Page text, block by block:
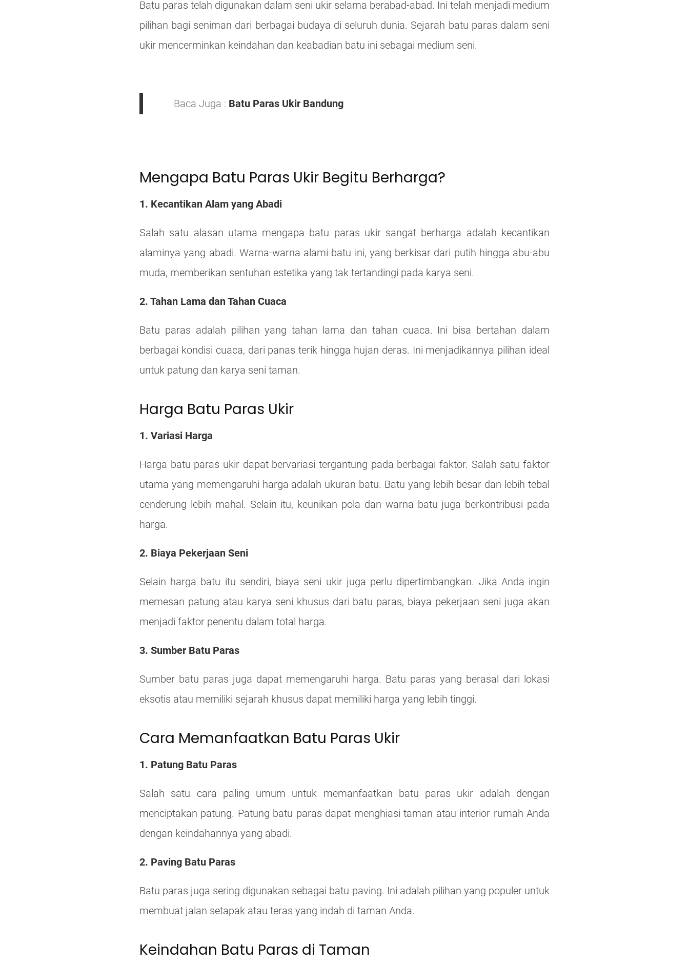
Batu paras telah digunakan dalam seni ukir selama berabad-abad. Ini telah menjadi medium
pilihan bagi seniman dari berbagai budaya di seluruh dunia. Sejarah batu paras dalam seni
ukir mencerminkan keindahan dan keabadian batu ini sebagai medium seni.
Baca Juga : Batu Paras Ukir Bandung
Mengapa Batu Paras Ukir Begitu Berharga?
1. Kecantikan Alam yang Abadi
Salah satu alasan utama mengapa batu paras ukir sangat berharga adalah kecantikan
alaminya yang abadi. Warna-warna alami batu ini, yang berkisar dari putih hingga abu-abu
muda, memberikan sentuhan estetika yang tak tertandingi pada karya seni.
2. Tahan Lama dan Tahan Cuaca
Batu paras adalah pilihan yang tahan lama dan tahan cuaca. Ini bisa bertahan dalam
berbagai kondisi cuaca, dari panas terik hingga hujan deras. Ini menjadikannya pilihan ideal
untuk patung dan karya seni taman.
Harga Batu Paras Ukir
1. Variasi Harga
Harga batu paras ukir dapat bervariasi tergantung pada berbagai faktor. Salah satu faktor
utama yang memengaruhi harga adalah ukuran batu. Batu yang lebih besar dan lebih tebal
cenderung lebih mahal. Selain itu, keunikan pola dan warna batu juga berkontribusi pada
harga.
2. Biaya Pekerjaan Seni
Selain harga batu itu sendiri, biaya seni ukir juga perlu dipertimbangkan. Jika Anda ingin
memesan patung atau karya seni khusus dari batu paras, biaya pekerjaan seni juga akan
menjadi faktor penentu dalam total harga.
3. Sumber Batu Paras
Sumber batu paras juga dapat memengaruhi harga. Batu paras yang berasal dari lokasi
eksotis atau memiliki sejarah khusus dapat memiliki harga yang lebih tinggi.
Cara Memanfaatkan Batu Paras Ukir
1. Patung Batu Paras
Salah satu cara paling umum untuk memanfaatkan batu paras ukir adalah dengan
menciptakan patung. Patung batu paras dapat menghiasi taman atau interior rumah Anda
dengan keindahannya yang abadi.
2. Paving Batu Paras
Batu paras juga sering digunakan sebagai batu paving. Ini adalah pilihan yang populer untuk
membuat jalan setapak atau teras yang indah di taman Anda.
Keindahan Batu Paras di Taman